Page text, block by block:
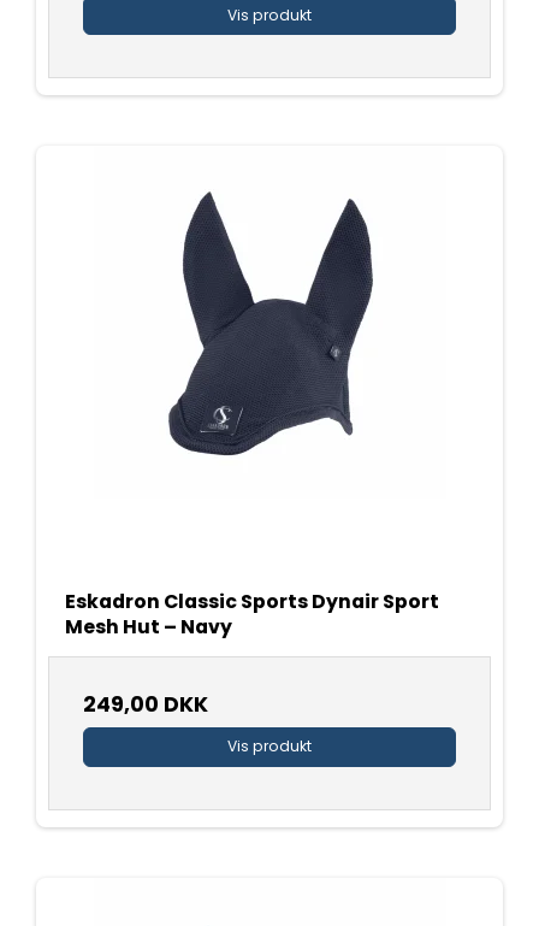
Vis produkt
Eskadron Classic Sports Dynair Sport
Mesh Hut – Navy
249,00 DKK
Vis produkt